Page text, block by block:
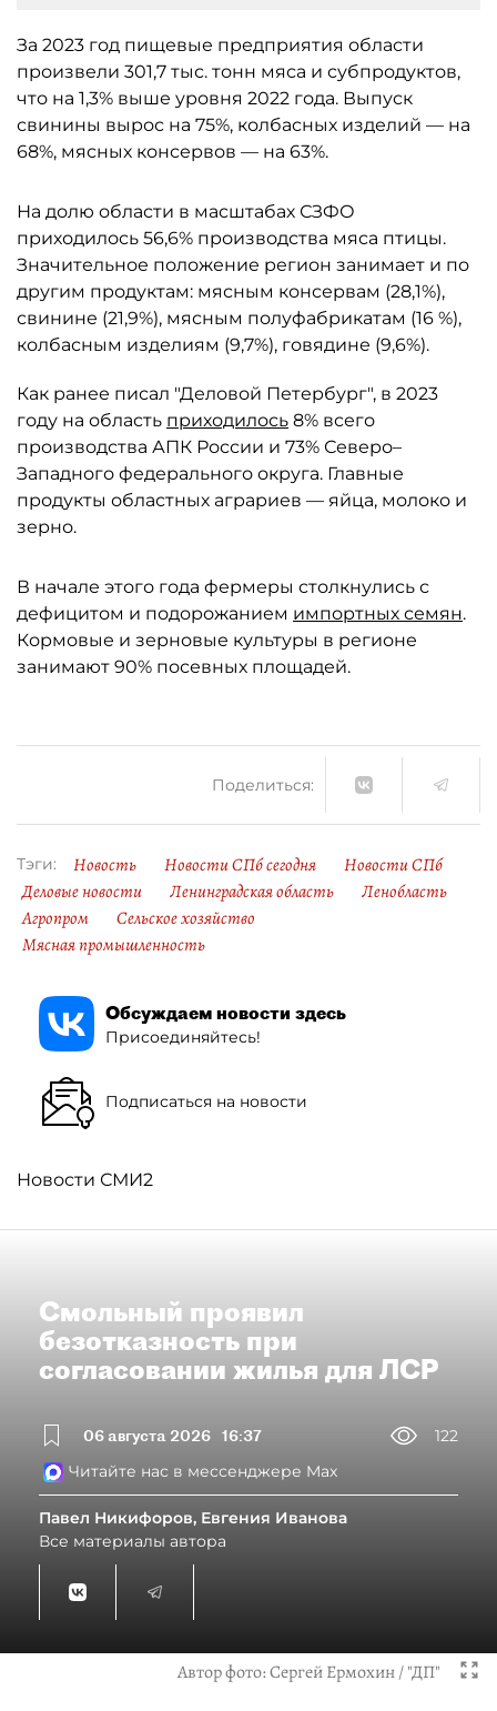
За 2023 год пищевые предприятия области
произвели 301,7 тыс. тонн мяса и субпродуктов,
что на 1,3% выше уровня 2022 года. Выпуск
свинины вырос на 75%, колбасных изделий — на
68%, мясных консервов — на 63%.
На долю области в масштабах СЗФО
приходилось 56,6% производства мяса птицы.
Значительное положение регион занимает и по
другим продуктам: мясным консервам (28,1%),
свинине (21,9%), мясным полуфабрикатам (16 %),
колбасным изделиям (9,7%), говядине (9,6%).
Как ранее писал "Деловой Петербург", в 2023
году на область приходилось 8% всего
производства АПК России и 73% Северо–
Западного федерального округа. Главные
продукты областных аграриев — яйца, молоко и
зерно.
В начале этого года фермеры столкнулись с
дефицитом и подорожанием импортных семян.
Кормовые и зерновые культуры в регионе
занимают 90% посевных площадей.
Поделиться:
Тэги: Новость Новости СПб сегодня
Новости СПб
Деловые новости
Ленинградская область
Ленобласть
Агропром
Сельское хозяйство
Мясная промышленность
Обсуждаем новости здесь
Присоединяйтесь!
Подписаться на новости
Новости СМИ2
Смольный проявил
безотказность при
согласовании жилья для ЛСР
06 августа 2026 16:37
122
Читайте нас в мессенджере Max
Павел Никифоров, Евгения Иванова
Все материалы автора
Автор фото:Сергей Ермохин / "ДП"